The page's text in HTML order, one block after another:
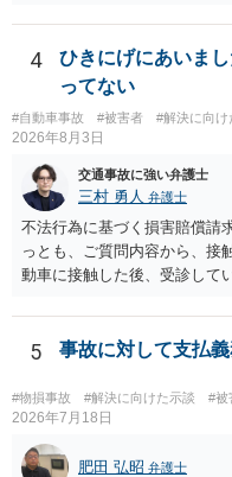
低いでしょう。 ◯親である
権者に対してご自身は支払
て請求するよう言う程度かと
4
ひきにげにあいま
ってない
#自動車事故 #被害者 #解決に向け
2026年8月3日
交通事故に強い弁護士
三村 勇人 弁護士
不法行為に基づく損害賠償請
っとも、ご質問内容から、接
動車に接触した後、受診して
士にご相談ください。
5 事故に対して支払
#物損事故 #解決に向けた示談 #被
2026年7月18日
肥田 弘昭 弁護士